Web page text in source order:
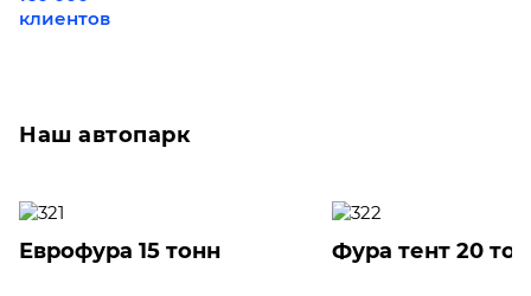
клиентов
Наш автопарк
Еврофура 15 тонн Фура тент 20